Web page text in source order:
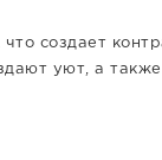
создает
уют, а также